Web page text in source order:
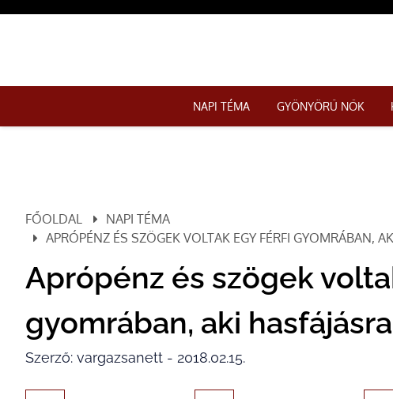
NAPI TÉMA GYÖNYÖRŰ NŐK
FŐOLDAL
NAPI TÉMA
APRÓPÉNZ ÉS SZÖGEK VOLTAK EGY FÉRFI GYOMRÁBAN,
Aprópénz és szögek
gyomrában, aki
Szerző: vargazsanett - 2018.02.15.